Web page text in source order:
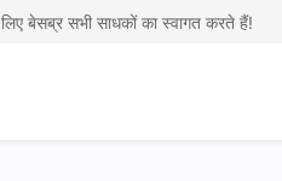
बेसब्र सभी साधकों का स्वागत करते हैं!
दर्शन (3)